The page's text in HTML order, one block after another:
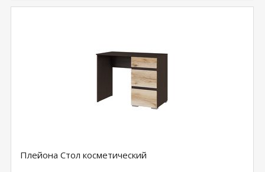
Плейона Стол косметический